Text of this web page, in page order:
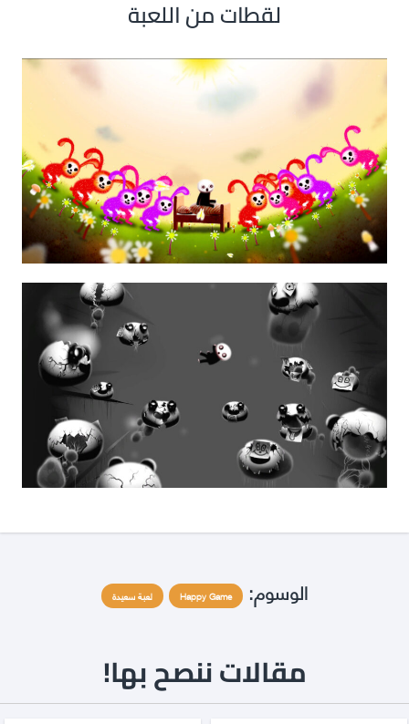
لقطات من اللعبة
الوسوم: Happy Game لعبة سعيدة
مقالات ننصح بها!